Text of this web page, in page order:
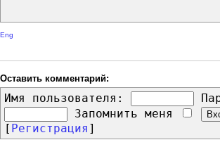
Eng
Оставить комментарий:
Имя пользователя:
Запомнить меня
[ Регистрация ]